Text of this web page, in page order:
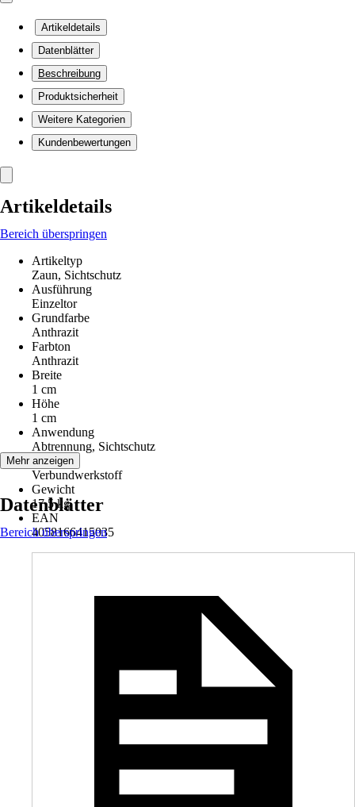
Artikeldetails
Datenblätter
Beschreibung
Produktsicherheit
Weitere Kategorien
Kundenbewertungen
Artikeldetails
Bereich überspringen
Artikeltyp
Zaun, Sichtschutz
Ausführung
Einzeltor
Grundfarbe
Anthrazit
Farbton
Anthrazit
Breite
1 cm
Höhe
1 cm
Anwendung
Abtrennung, Sichtschutz
Material
Verbundwerkstoff
Gewicht
17,5 kg
EAN
4058166415035
Mehr anzeigen
Datenblätter
Bereich überspringen